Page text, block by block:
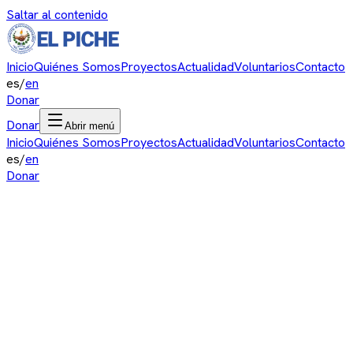
Saltar al contenido
InicioQuiénes SomosProyectosActualidadVoluntariosContacto
es/en
Donar
Donar
Abrir menú
InicioQuiénes SomosProyectosActualidadVoluntariosContacto
es/en
Donar